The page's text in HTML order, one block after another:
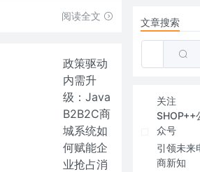
阅读全文
政策驱动
内需升
级：Java
B2B2C商
城系统如
何赋能企
业抢占消
文章搜索
关注
SHOP++
众号
引领未来
商新知